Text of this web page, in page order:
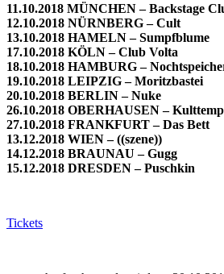
11.10.2018 MÜNCHEN – Backstage
12.10.2018 NÜRNBERG – Cult
13.10.2018 HAMELN – Sumpfblume
17.10.2018 KÖLN – Club Volta
18.10.2018 HAMBURG –
19.10.2018 LEIPZIG – Moritzbastei
20.10.2018 BERLIN – Nuke
26.10.2018 OBERHAUSEN –
27.10.2018 FRANKFURT – Das Bett
13.12.2018 WIEN – ((szene))
14.12.2018 BRAUNAU – Gugg
15.12.2018 DRESDEN – Puschkin
Tickets